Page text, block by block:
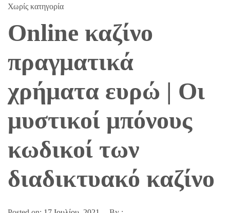
Χωρίς κατηγορία
Online καζίνο
πραγματικά
χρήματα ευρώ | Οι
μυστικοί μπόνους
κωδικοί των
διαδικτυακό καζίνο